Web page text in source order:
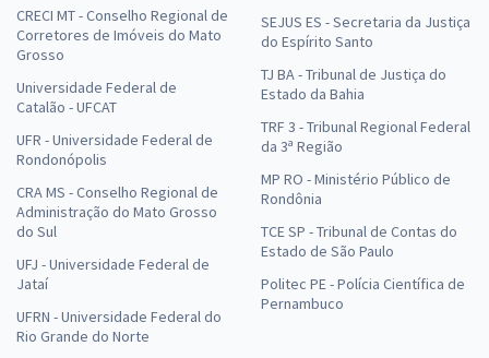
CRECI MT - Conselho Regional de
Corretores de Imóveis do Mato
Grosso
Universidade Federal de
Catalão - UFCAT
UFR - Universidade Federal de
Rondonópolis
CRA MS - Conselho Regional de
Administração do Mato Grosso
do Sul
UFJ - Universidade Federal de
Jataí
UFRN - Universidade Federal do
Rio Grande do Norte
SEJUS ES - Secretaria da Justiça
do Espírito Santo
TJ BA - Tribunal de Justiça do
Estado da Bahia
TRF 3 - Tribunal Regional Federal
da 3ª Região
MP RO - Ministério Público de
Rondônia
TCE SP - Tribunal de Contas do
Estado de São Paulo
Politec PE - Polícia Científica de
Pernambuco